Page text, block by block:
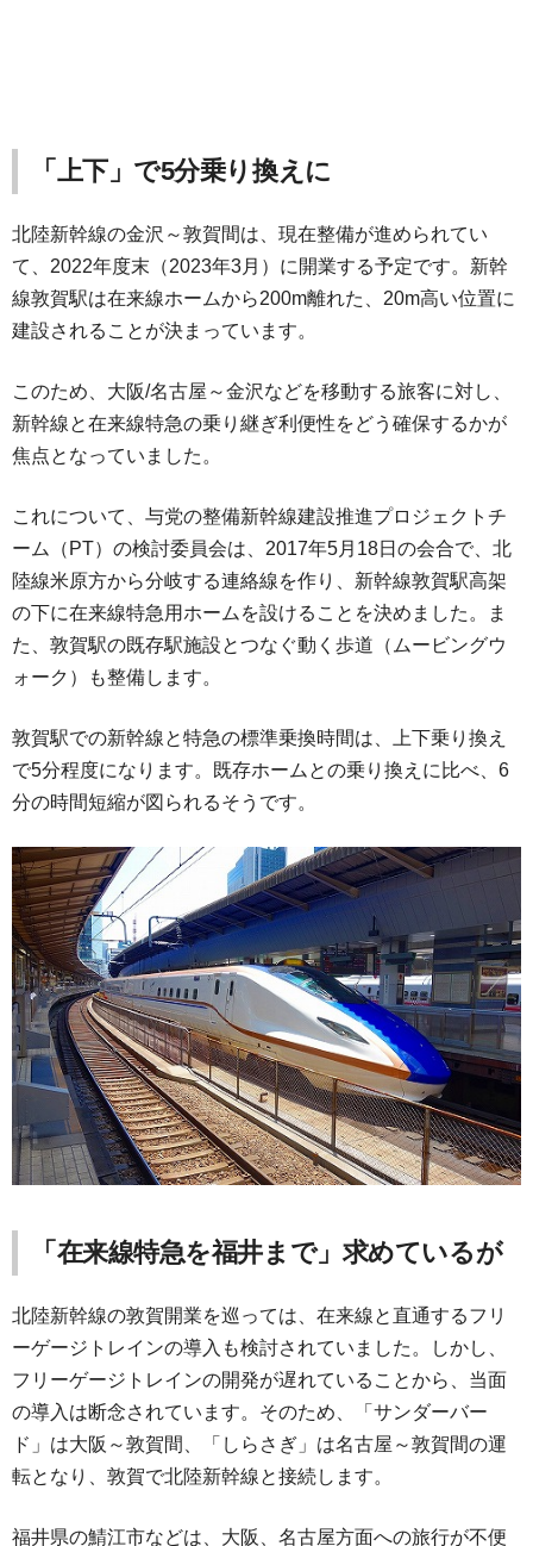
「上下」で5分乗り換えに
北陸新幹線の金沢～敦賀間は、現在整備が進められてい
て、2022年度末（2023年3月）に開業する予定です。新幹
線敦賀駅は在来線ホームから200m離れた、20m高い位置に
建設されることが決まっています。
このため、大阪/名古屋～金沢などを移動する旅客に対し、
新幹線と在来線特急の乗り継ぎ利便性をどう確保するかが
焦点となっていました。
これについて、与党の整備新幹線建設推進プロジェクトチ
ーム（PT）の検討委員会は、2017年5月18日の会合で、北
陸線米原方から分岐する連絡線を作り、新幹線敦賀駅高架
の下に在来線特急用ホームを設けることを決めました。ま
た、敦賀駅の既存駅施設とつなぐ動く歩道（ムービングウ
ォーク）も整備します。
敦賀駅での新幹線と特急の標準乗換時間は、上下乗り換え
で5分程度になります。既存ホームとの乗り換えに比べ、6
分の時間短縮が図られるそうです。
「在来線特急を福井まで」求めているが
北陸新幹線の敦賀開業を巡っては、在来線と直通するフリ
ーゲージトレインの導入も検討されていました。しかし、
フリーゲージトレインの開発が遅れていることから、当面
の導入は断念されています。そのため、「サンダーバー
ド」は大阪～敦賀間、「しらさぎ」は名古屋～敦賀間の運
転となり、敦賀で北陸新幹線と接続します。
福井県の鯖江市などは、大阪、名古屋方面への旅行が不便